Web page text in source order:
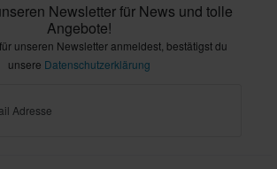
Newsletter für News und tolle
Angebote!
unseren Newsletter anmeldest, bestätigst du
unsere Datenschutzerklärung